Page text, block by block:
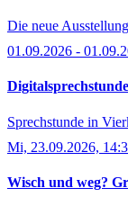
Die neue Ausstellung
01.09.2026 -
Digitalsprechstunde
Sprechstunde in
Mi, 23.09.2026,
Wisch und weg?